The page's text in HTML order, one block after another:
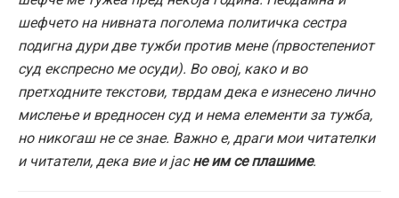
шефчето на нивната поголема политичка сестра
подигна дури две тужби против мене (првостепениот
суд експресно ме осуди). Во овој, како и во
претходните текстови, тврдам дека е изнесено лично
мислење и вредносен суд и нема елементи за тужба,
но никогаш не се знае. Важно е, драги мои читателки
и читатели, дека вие и јасне им се плашиме.